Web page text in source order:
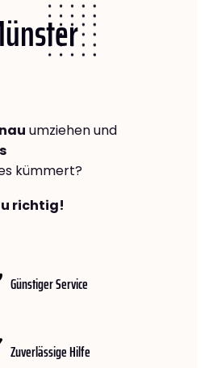
umziehen und
kümmert?
richtig!
Günstiger Service
Zuverlässige Hilfe